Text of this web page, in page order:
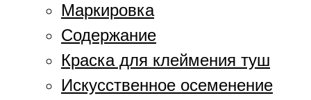
Маркировка
Содержание
Краска для клеймения туш
Искусственное осеменение